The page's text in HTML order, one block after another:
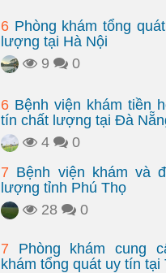
6 Phòng khám tổng
lượng tại Hà Nội
9
0
6 Bệnh viện khám tiền
tín chất lượng tại Đà
4
0
7 Bệnh viện khám và
lượng tỉnh Phú Thọ
28
0
7 Phòng khám cung
khám tổng quát uy tín tại